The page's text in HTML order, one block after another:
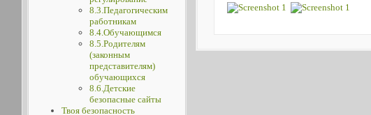
8.3.Педагогическим
работникам
8.4.Обучающимся
8.5.Родителям
(законным
представителям)
обучающихся
8.6.Детские
безопасные сайты
Твоя безопасность